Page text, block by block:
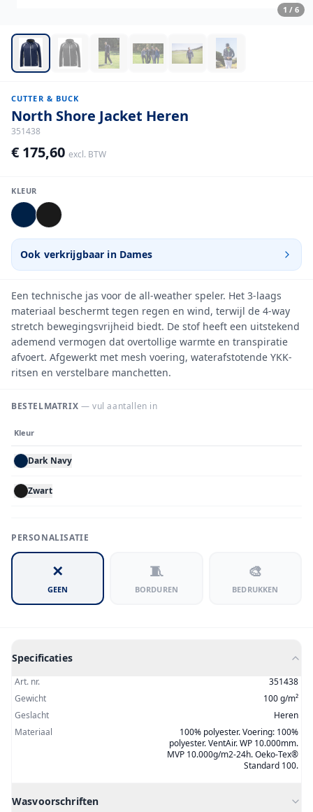
1 / 6
CUTTER & BUCK
North Shore Jacket Heren
351438
€ 175,60 excl. BTW
KLEUR
Ook verkrijgbaar in Dames
Een technische jas voor de all-weather speler. Het 3-laags
materiaal beschermt tegen regen en wind, terwijl de 4-way
stretch bewegingsvrijheid biedt. De stof heeft een uitstekend
ademend vermogen dat overtollige warmte en transpiratie
afvoert. Afgewerkt met mesh voering, waterafstotende YKK-
ritsen en verstelbare manchetten.
BESTELMATRIX — vul aantallen in
Kleur
Dark Navy
Zwart
PERSONALISATIE
✕
GEEN
🧵
BORDUREN
🎨
BEDRUKKEN
Specificaties
Art. nr.
351438
Gewicht
100 g/m²
Geslacht
Heren
Materiaal
100% polyester. Voering: 100%
polyester. VentAir. WP 10.000mm.
MVP 10.000g/m2-24h. Oeko-Tex®
Standard 100.
Wasvoorschriften